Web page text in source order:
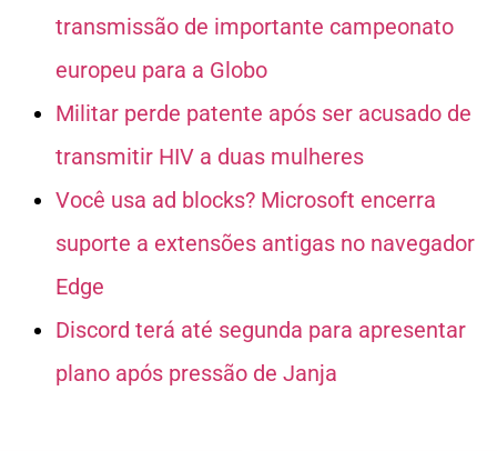
transmissão de importante campeonato
europeu para a Globo
Militar perde patente após ser acusado de
transmitir HIV a duas mulheres
Você usa ad blocks? Microsoft encerra
suporte a extensões antigas no navegador
Edge
Discord terá até segunda para apresentar
plano após pressão de Janja